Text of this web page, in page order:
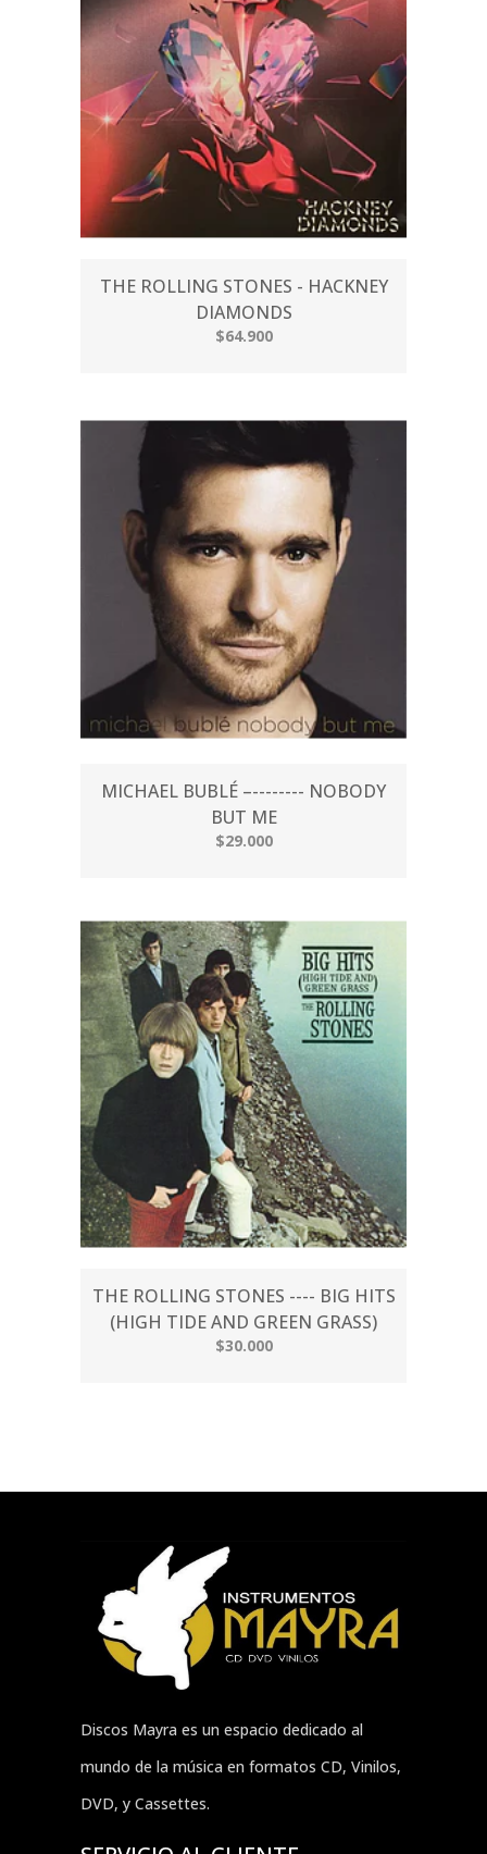
THE ROLLING STONES - HACKNEY
DIAMONDS
$64.900
MICHAEL BUBLÉ –-------- NOBODY
BUT ME
$29.000
THE ROLLING STONES ---- BIG HITS
(HIGH TIDE AND GREEN GRASS)
$30.000
Discos Mayra es un espacio dedicado al
mundo de la música en formatos CD, Vinilos,
DVD, y Cassettes.